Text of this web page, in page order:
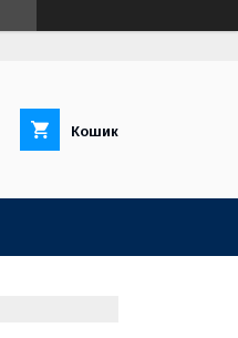
Кошик